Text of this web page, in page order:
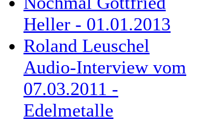
Heller - 01.01.2013
Roland Leuschel
Audio-Interview vom
07.03.2011 -
Edelmetalle